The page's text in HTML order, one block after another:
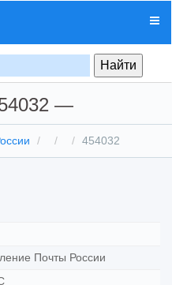
—
454032
Почты России